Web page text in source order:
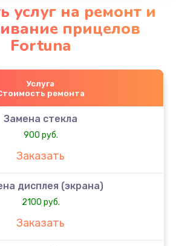
услуг на ремонт и
прицелов
Fortuna
Услуга
ремонта
Замена стекла
900 руб.
Заказать
дисплея (экрана)
2100 руб.
Заказать